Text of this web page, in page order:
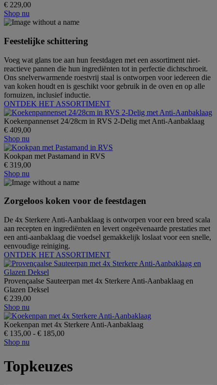
€ 229,00
Shop nu
Feestelijke schittering
Voeg wat glans toe aan hun feestdagen met een assortiment niet-
reactieve pannen die hun ingrediënten tot in perfectie dichtschroeit.
Ons snelverwarmende roestvrij staal is ontworpen voor iedereen die
van koken houdt en is geschikt voor gebruik in de oven en op alle
fornuizen, inclusief inductie.
ONTDEK HET ASSORTIMENT
Koekenpannenset 24/28cm in RVS 2-Delig met Anti-Aanbaklaag
€ 409,00
Shop nu
Kookpan met Pastamand in RVS
€ 319,00
Shop nu
Zorgeloos koken voor de feestdagen
De 4x Sterkere Anti-Aanbaklaag is ontworpen voor een breed scala
aan recepten en ingrediënten en levert ongeëvenaarde prestaties met
een anti-aanbaklaag die voedsel gemakkelijk loslaat voor een snelle,
eenvoudige reiniging.
ONTDEK HET ASSORTIMENT
Provençaalse Sauteerpan met 4x Sterkere Anti-Aanbaklaag en
Glazen Deksel
€ 239,00
Shop nu
Koekenpan met 4x Sterkere Anti-Aanbaklaag
€ 135,00 - € 185,00
Shop nu
Topkeuzes